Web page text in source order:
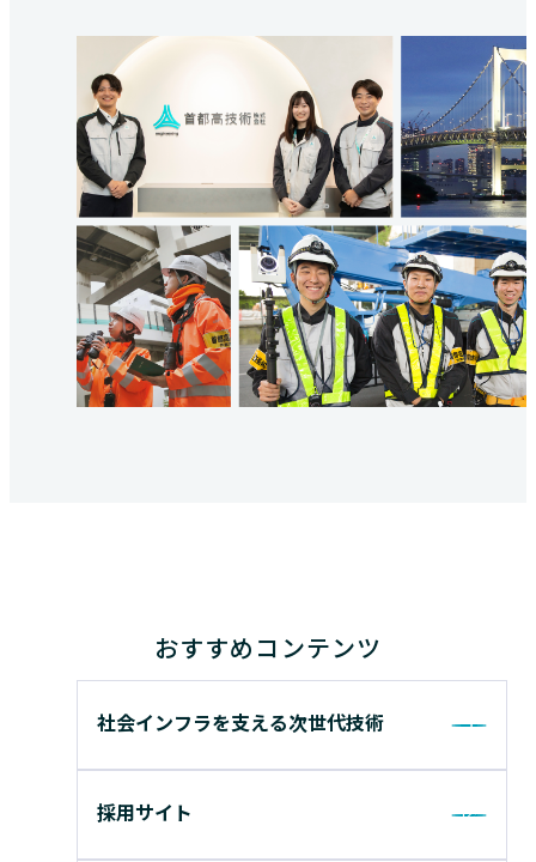
おすすめコンテンツ
社会インフラを支える次世代技術
採用サイト